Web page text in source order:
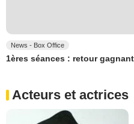
News - Box Office
1ères séances : retour
Acteurs et actrices